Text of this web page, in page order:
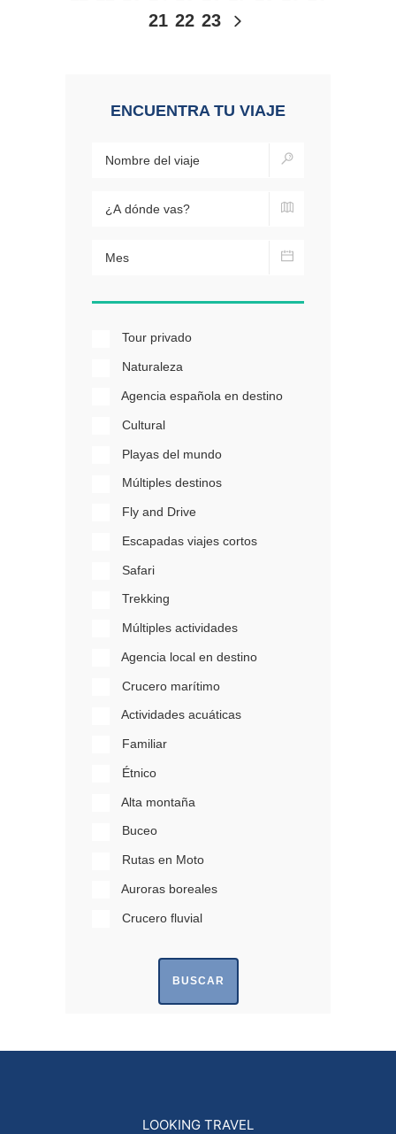
21 22 23
ENCUENTRA TU VIAJE
Tour privado
Naturaleza
Agencia española en destino
Cultural
Playas del mundo
Múltiples destinos
Fly and Drive
Escapadas viajes cortos
Safari
Trekking
Múltiples actividades
Agencia local en destino
Crucero marítimo
Actividades acuáticas
Familiar
Étnico
Alta montaña
Buceo
Rutas en Moto
Auroras boreales
Crucero fluvial
BUSCAR
LOOKING TRAVEL